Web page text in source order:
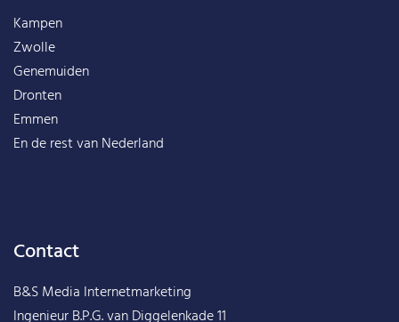
Kampen
Zwolle
Genemuiden
Dronten
Emmen
En de rest vanNederland
Contact
B&S Media Internetmarketing
Ingenieur B.P.G. van Diggelenkade 11